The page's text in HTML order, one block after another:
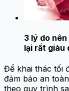
3 lý do
lại rất giàu
Để khai thác tối
đảm bảo an
theo quy trình